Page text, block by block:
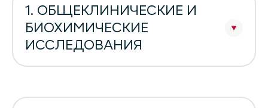
1. ОБЩЕКЛИНИЧЕСКИЕ И
БИОХИМИЧЕСКИЕ
ИССЛЕДОВАНИЯ